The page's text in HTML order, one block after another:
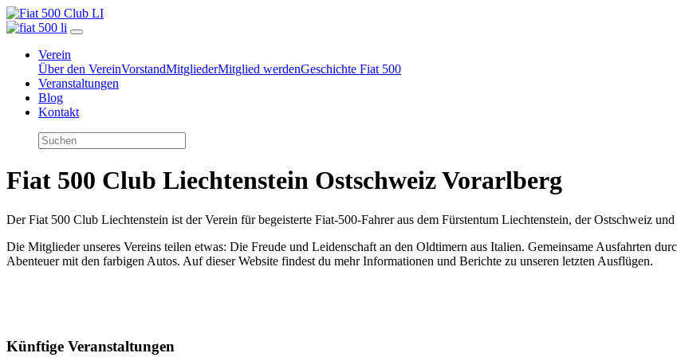
Verein
Über den VereinVorstandMitgliederMitglied werdenGeschichte Fiat 500
Veranstaltungen
Blog
Kontakt
Fiat 500 Club Liechtenstein Ostschweiz Vorarlberg
Der Fiat 500 Club Liechtenstein ist der Verein für begeisterte Fiat-500-Fahrer aus dem Fürstentum Liechtenstein, der Ostschweiz
Die Mitglieder unseres Vereins teilen etwas: Die Freude und Leidenschaft an den Oldtimern aus Italien. Gemeinsame Ausfahrten
Abenteuer mit den farbigen Autos. Auf dieser Website findest du mehr Informationen und Berichte zu unseren letzten Ausflügen.
Künftige Veranstaltungen